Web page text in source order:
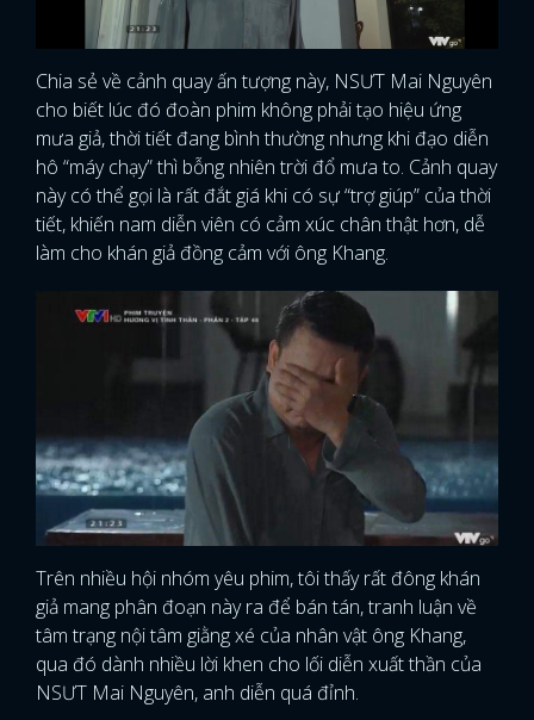
Chia sẻ về cảnh quay ấn tượng này, NSƯT Mai Nguyên
cho biết lúc đó đoàn phim không phải tạo hiệu ứng
mưa giả, thời tiết đang bình thường nhưng khi đạo diễn
hô “máy chạy” thì bỗng nhiên trời đổ mưa to. Cảnh quay
này có thể gọi là rất đắt giá khi có sự “trợ giúp” của thời
tiết, khiến nam diễn viên có cảm xúc chân thật hơn, dễ
làm cho khán giả đồng cảm với ông Khang.
Trên nhiều hội nhóm yêu phim, tôi thấy rất đông khán
giả mang phân đoạn này ra để bán tán, tranh luận về
tâm trạng nội tâm giằng xé của nhân vật ông Khang,
qua đó dành nhiều lời khen cho lối diễn xuất thần của
NSƯT Mai Nguyên, anh diễn quá đỉnh.